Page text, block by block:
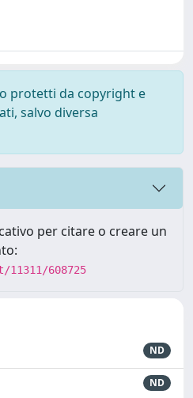
protetti da copyright e
salvo diversa
per citare o creare un
608725
ND
ND